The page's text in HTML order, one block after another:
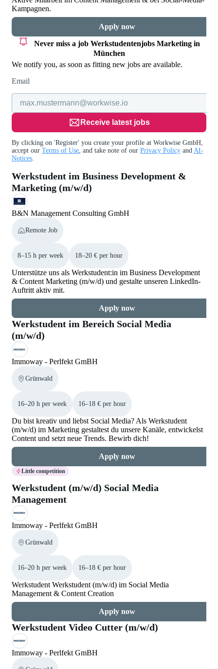
Kampagnen.
Apply now
Never miss a job Werkstudentenjobs Marketing in
München
We notify you, as soon as fitting new jobs are available.
Email
Receive latest jobs
By clicking on 'Register' you create your profile at Workwise GmbH,
accept our Terms of Use , and take note of our Privacy Policy and AI-
Notices
Werkstudent im Business Development &
Marketing (m/w/d)
B&N Management Consulting GmbH
Remote Job
8–15 h per week 18–20 € per hour
Unterstütze uns als Werkstudent:in im Business Development
& Content Marketing (m/w/d) und gestalte unseren LinkedIn-
Auftritt aktiv mit.
Apply now
Werkstudent im Bereich Social Media
(m/w/d)
Immoway - Perlfekt GmBH
Grünwald
16–20 h per week 16–18 € per hour
Du bist kreativ und liebst Social Media? Als Werkstudent
(m/w/d) im Marketing gestaltest du unsere Kanäle, entwickelst
Content und setzt neue Trends. Bewirb dich!
Apply now
Little competition
Werkstudent (m/w/d) Social Media
Management
Immoway - Perlfekt GmBH
Grünwald
16–20 h per week 16–18 € per hour
Werkstudent Werkstudent (m/w/d) im Social Media
Management & Content Creation
Apply now
Werkstudent Video Cutter (m/w/d)
Immoway - Perlfekt GmBH